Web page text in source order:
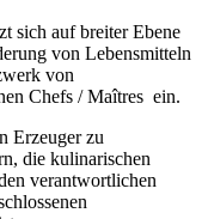
sich auf breiter Ebene
von Lebensmitteln
von
Chefs / Maîtres ein.
Erzeuger zu
die kulinarischen
verantwortlichen